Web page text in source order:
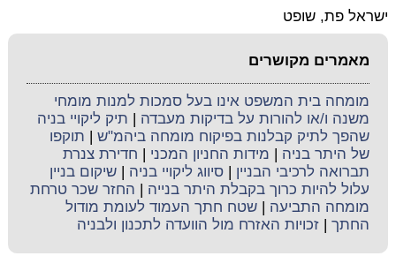
ישראל פת, שופט
מאמרים מקושרים
מומחה בית המשפט אינו בעל סמכות למנות מומחי
משנה ו/או להורות על בדיקות מעבדה
תיק ליקויי בניה
שהפך לתיק קבלנות בפיקוח מומחה ביהמ"ש
תוקפו
של היתר בניה
מידות החניון המכני
חדירת צנרת
תברואה לרכיבי הבניין |סיווג ליקויי בניה |שיקום בניין
עלול להיות כרוך בקבלת היתר בנייה
החזר שכר טרחת
מומחה התביעה |שטח חתך העמוד לעומת מודול
החתך |זכויות האזרח מול הוועדה לתכנון ולבניה